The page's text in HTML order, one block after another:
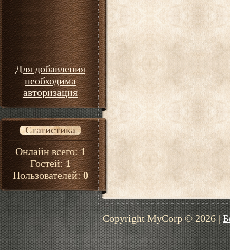
Для добавления
необходима
авторизация
Статистика
Онлайн всего:1
Гостей:1
Пользователей:0
Copyright MyCorp © 2026|